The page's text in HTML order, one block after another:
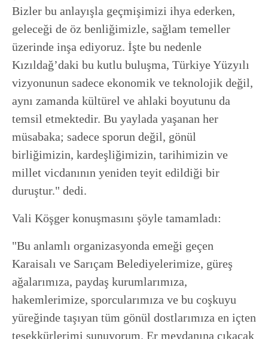
Bizler bu anlayışla geçmişimizi ihya ederken,
geleceği de öz benliğimizle, sağlam temeller
üzerinde inşa ediyoruz. İşte bu nedenle
Kızıldağ’daki bu kutlu buluşma, Türkiye Yüzyılı
vizyonunun sadece ekonomik ve teknolojik değil,
aynı zamanda kültürel ve ahlaki boyutunu da
temsil etmektedir. Bu yaylada yaşanan her
müsabaka; sadece sporun değil, gönül
birliğimizin, kardeşliğimizin, tarihimizin ve
millet vicdanının yeniden teyit edildiği bir
duruştur." dedi.
Vali Köşger konuşmasını şöyle tamamladı:
"Bu anlamlı organizasyonda emeği geçen
Karaisalı ve Sarıçam Belediyelerimize, güreş
ağalarımıza, paydaş kurumlarımıza,
hakemlerimize, sporcularımıza ve bu coşkuyu
yüreğinde taşıyan tüm gönül dostlarımıza en içten
teşekkürlerimi sunuyorum. Er meydanına çıkacak